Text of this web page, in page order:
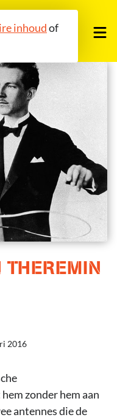
inhoudof
ONS
2016
zonder hem aan
antennes die de